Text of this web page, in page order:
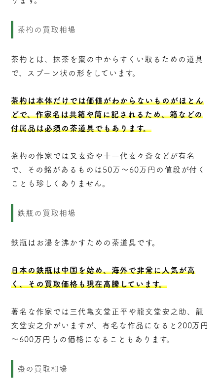
茶杓の買取相場
茶杓とは、抹茶を棗の中からすくい取るための道具
で、スプーン状の形をしています。
茶杓は本体だけでは価値がわからないものがほとん
どで、作家名は共箱や筒に記されるため、箱などの
付属品は必須の茶道具でもあります。
茶杓の作家では又玄斎や十一代玄々斎などが有名
で、その銘があるものは50万～60万円の値段が付く
ことも珍しくありません。
鉄瓶の買取相場
鉄瓶はお湯を沸かすための茶道具です。
日本の鉄瓶は中国を始め、海外で非常に人気が高
く、その買取価格も現在高騰しています。
著名な作家では三代亀文堂正平や龍文堂安之助、龍
文堂安之介がいますが、有名な作品になると200万円
～600万円もの価格になることもあります。
棗の買取相場